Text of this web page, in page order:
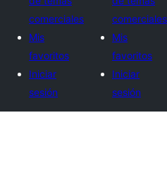
comerciales
Mis
favoritos
Iniciar
sesión
comerciales
Mis
favoritos
Iniciar
sesión